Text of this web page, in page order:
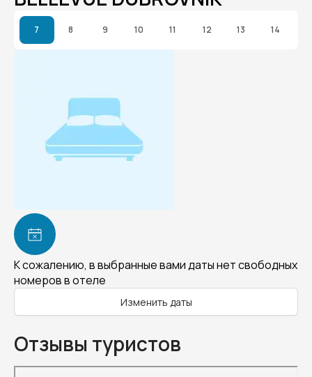
7 8 9 10 11 12 13 14
К сожалению, в выбранные вами даты нет свободных
номеров в отеле
Изменить даты
Отзывы туристов